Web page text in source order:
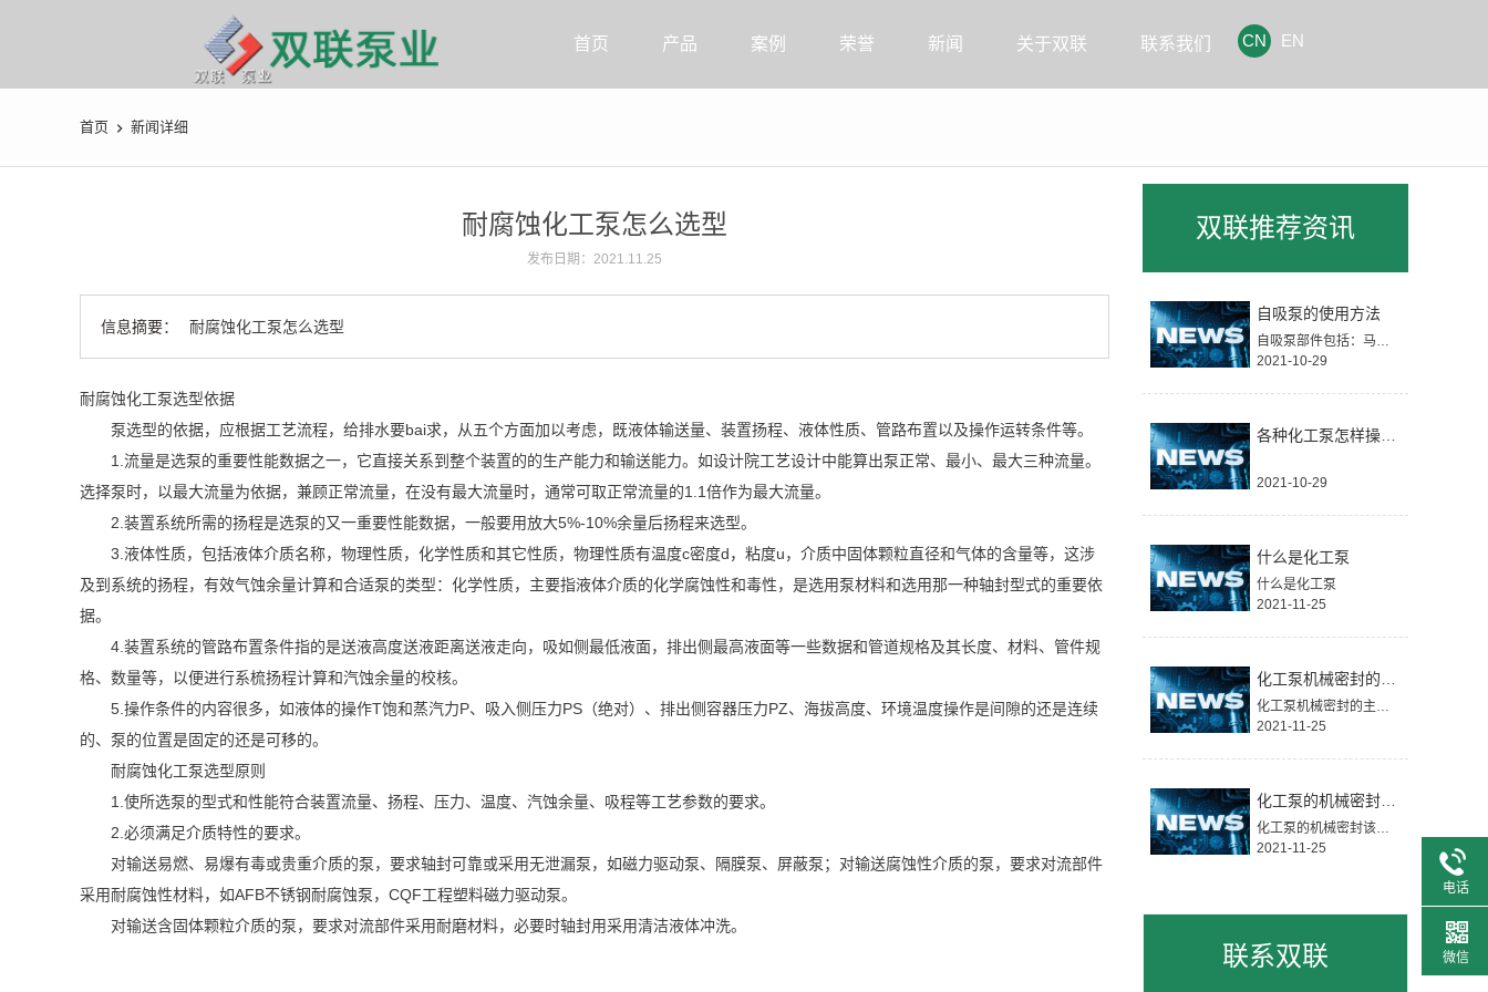
首页 产品 案例 荣誉 新闻 关于双联 联系我们 CN EN
首页 新闻详细
耐腐蚀化工泵怎么选型
发布日期：2021.11.25
信息摘要： 耐腐蚀化工泵怎么选型
耐腐蚀化工泵选型依据
泵选型的依据，应根据工艺流程，给排水要bai求，从五个方面加以考虑，既液体输送量、装置扬程、液体性质、管路布置以及操作运转条件等。
1.流量是选泵的重要性能数据之一，它直接关系到整个装置的的生产能力和输送能力。如设计院工艺设计中能算出泵正常、最小、最大三种流量。
选择泵时，以最大流量为依据，兼顾正常流量，在没有最大流量时，通常可取正常流量的1.1倍作为最大流量。
2.装置系统所需的扬程是选泵的又一重要性能数据，一般要用放大5%-10%余量后扬程来选型。
3.液体性质，包括液体介质名称，物理性质，化学性质和其它性质，物理性质有温度c密度d，粘度u，介质中固体颗粒直径和气体的含量等，这涉
及到系统的扬程，有效气蚀余量计算和合适泵的类型：化学性质，主要指液体介质的化学腐蚀性和毒性，是选用泵材料和选用那一种轴封型式的重要依
据。
4.装置系统的管路布置条件指的是送液高度送液距离送液走向，吸如侧最低液面，排出侧最高液面等一些数据和管道规格及其长度、材料、管件规
格、数量等，以便进行系梳扬程计算和汽蚀余量的校核。
5.操作条件的内容很多，如液体的操作T饱和蒸汽力P、吸入侧压力PS（绝对）、排出侧容器压力PZ、海拔高度、环境温度操作是间隙的还是连续
的、泵的位置是固定的还是可移的。
耐腐蚀化工泵选型原则
1.使所选泵的型式和性能符合装置流量、扬程、压力、温度、汽蚀余量、吸程等工艺参数的要求。
2.必须满足介质特性的要求。
对输送易燃、易爆有毒或贵重介质的泵，要求轴封可靠或采用无泄漏泵，如磁力驱动泵、隔膜泵、屏蔽泵；对输送腐蚀性介质的泵，要求对流部件
采用耐腐蚀性材料，如AFB不锈钢耐腐蚀泵，CQF工程塑料磁力驱动泵。
对输送含固体颗粒介质的泵，要求对流部件采用耐磨材料，必要时轴封用采用清洁液体冲洗。
双联推荐资讯
自吸泵的使用方法
自吸泵部件包括：马达、轴心、脚座、后轴封、后封盖、密封圈、前轴封、叶轮、密封圈、叶轮螺容母、中封盖、单向阀、泵浦主体、密封圈、排液螺母、自吸桶垫片、自吸桶。
2021-10-29
各种化工泵怎样操作？
2021-10-29
什么是化工泵
什么是化工泵
2021-11-25
化工泵机械密封的主要材质有哪些
2021-11-25
化工泵的机械密封该如何正确使用？
化工泵的机械密封该如何正确使用？
2021-11-25
联系双联
电话
微信